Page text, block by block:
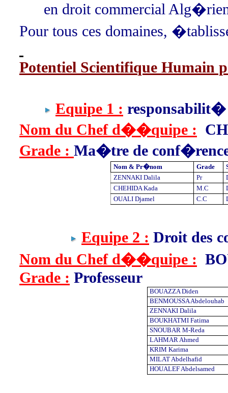
en droit commercial
Pour tous ces domaines,
Potentiel Scientifique Humain
Equipe 1 : responsabilit�
Nom du Chef d��quipe :
Grade : Ma�tre de
Nom & Pr�nom Grade
ZENNAKI Dalila
Pr
CHEHIDA Kada
M.C
OUALI Djamel
C.C
Equipe 2 : Droit des
Nom du Chef d��quipe :
Grade : Professeur
BOUAZZA Diden
BENMOUSSA Abdelouhab
ZENNAKI Dalila
BOUKHATMI Fatima
SNOUBAR M-Reda
LAHMAR Ahmed
KRIM Karima
MILAT Abdelhafid
HOUALEF Abdelsamed